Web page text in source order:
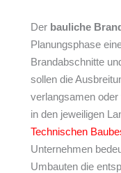
Der bauliche
Planungsphase
Brandabschnitte
sollen die
verlangsamen oder
in den jeweiligen
Technischen
Unternehmen
Umbauten die